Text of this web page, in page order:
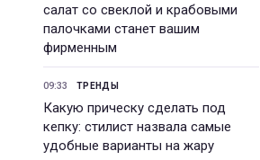
салат со свеклой и крабовыми
палочками станет вашим
фирменным
09:33 ТРЕНДЫ
Какую прическу сделать под
кепку: стилист назвала самые
удобные варианты на жару